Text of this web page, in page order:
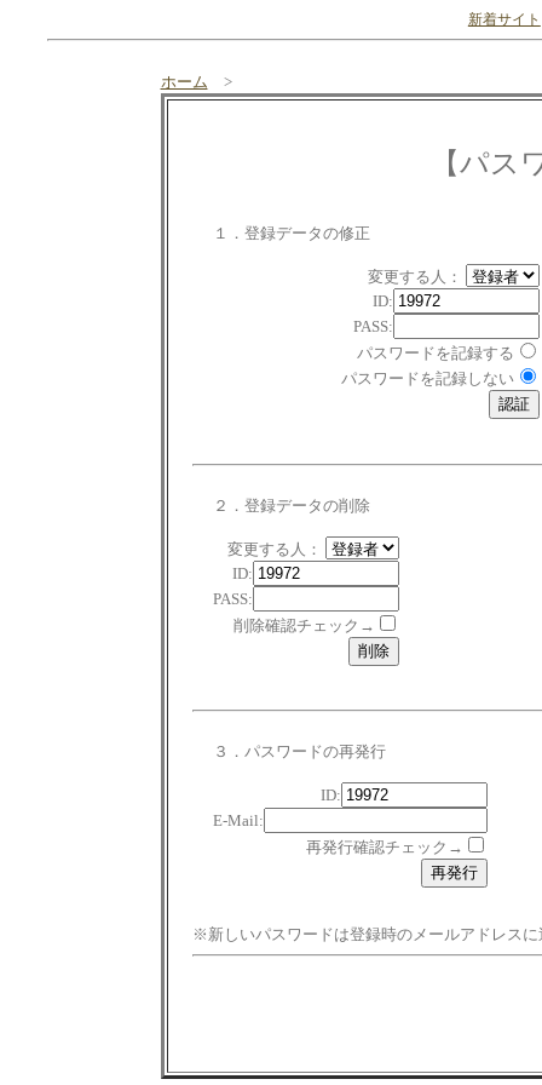
新着サイト
ホーム >
【パス
１．登録データの修正
変更する人：
ID:
PASS:
パスワードを記録する
パスワードを記録しない
２．登録データの削除
変更する人：
ID:
PASS:
削除確認チェック→
３．パスワードの再発行
ID:
E-Mail:
再発行確認チェック→
※新しいパスワードは登録時のメールアドレスに